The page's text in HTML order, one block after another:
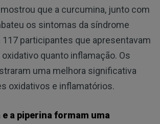
que a curcumina, junto com
os sintomas da síndrome
participantes que apresentavam
quanto inflamação. Os
uma melhora significativa
oxidativos e inflamatórios.
e a piperina formam uma